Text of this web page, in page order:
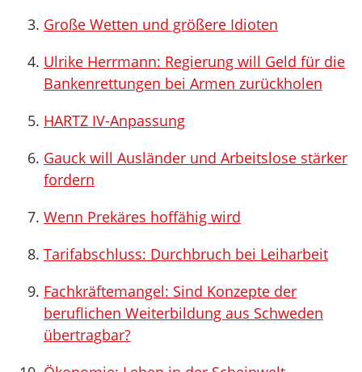
Große Wetten und größere Idioten
Ulrike Herrmann: Regierung will Geld für die
Bankenrettungen bei Armen zurückholen
HARTZ IV-Anpassung
Gauck will Ausländer und Arbeitslose stärker
fordern
Wenn Prekäres hoffähig wird
Tarifabschluss: Durchbruch bei Leiharbeit
Fachkräftemangel: Sind Konzepte der
beruflichen Weiterbildung aus Schweden
übertragbar?